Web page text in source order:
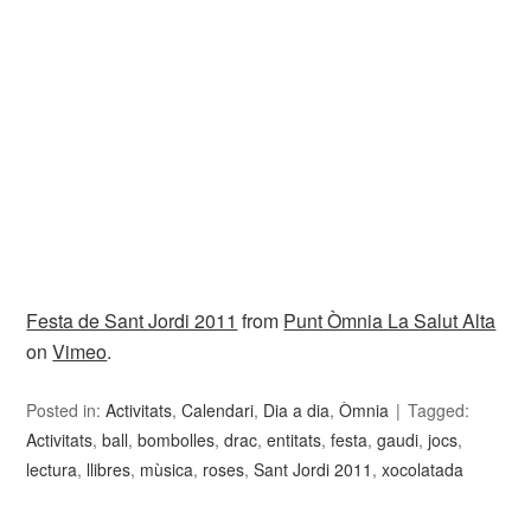
Festa de Sant Jordi 2011 from Punt Òmnia La Salut Alta
onVimeo.
Posted in:Activitats,Calendari, Dia a dia,Òmnia
Tagged:
Activitats,ball,bombolles,drac,entitats,festa,gaudi,jocs,
lectura, llibres, mùsica, roses,Sant Jordi 2011 ,xocolatada